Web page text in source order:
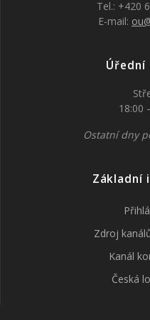
Tel.: +420
E-mail:
Úřední
18:00
Ostatní dny
Základní
Zdroj
Kanál
Česká